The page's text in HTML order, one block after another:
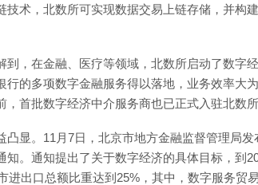
技术，北数所可实现数据交易上链存储，并构
到，在金融、医疗等领域，北数所启动了数字
行的多项数字金融服务得以落地，业务效率大
，首批数字经济中介服务商也已正式入驻北数所
凸显。11月7日，北京市地方金融监督管理局
知。通知提出了关于数字经济的具体目标，到
进出口总额比重达到25%，其中，数字服务贸